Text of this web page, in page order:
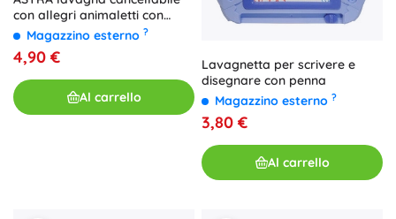
con allegri animaletti con
pennarello
Magazzino esterno ?
4,90 €
Al carrello
Lavagnetta per scrivere e
disegnare con penna
Magazzino esterno ?
3,80 €
Al carrello